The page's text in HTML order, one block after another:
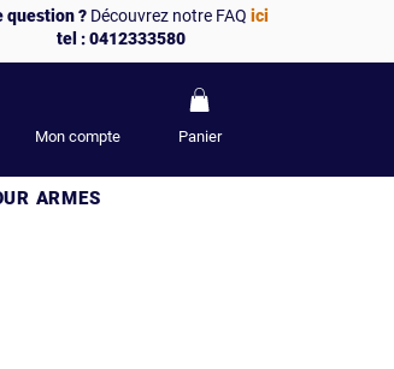
question ? Découvrez notre FAQici
tel : 0412333580
Mon compte Panier
ARMES